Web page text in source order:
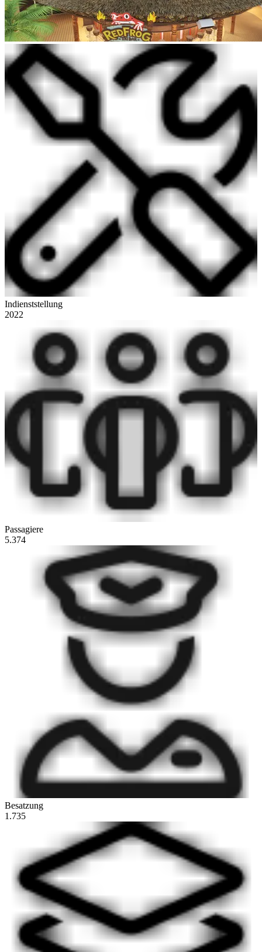
Indienststellung
2022
Passagiere
5.374
Besatzung
1.735